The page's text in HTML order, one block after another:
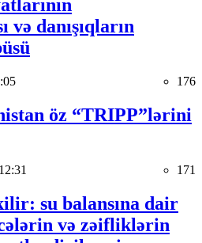
və danışıqların
176
öz “TRIPP”lərini
12:31 171
su balansına dair
və zəifliklərin